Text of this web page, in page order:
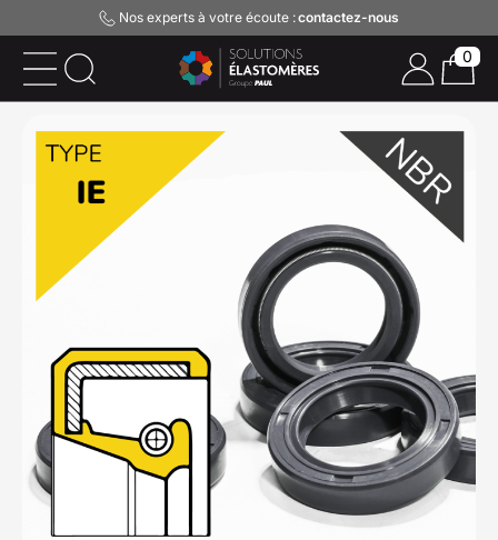
Nos experts à votre écoute :contactez-nous
0